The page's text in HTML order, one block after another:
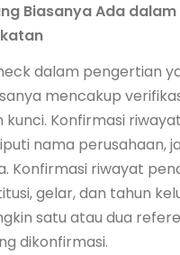
Biasanya Ada
dalam pengertian
mencakup
Konfirmasi riwayat
nama perusahaan,
Konfirmasi riwayat
gelar, dan tahun
satu atau dua
dikonfirmasi.